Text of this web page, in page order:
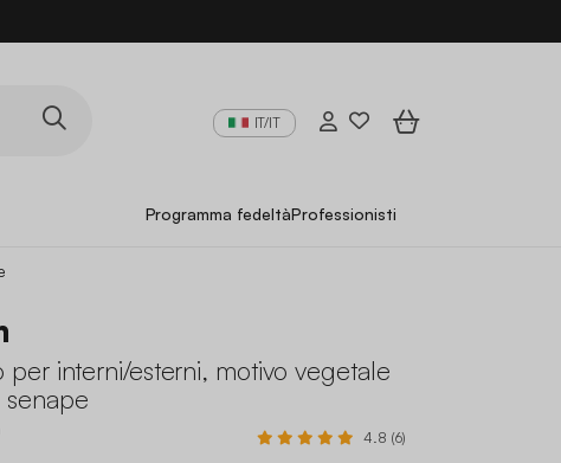
IT/IT
Programma fedeltàProfessionisti
per interni/esterni, motivo vegetale
4.8 (6)